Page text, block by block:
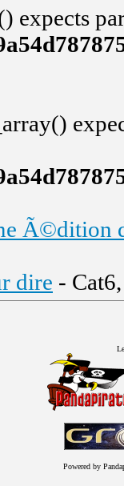
expects
Ã©dition
dire -
Powered by